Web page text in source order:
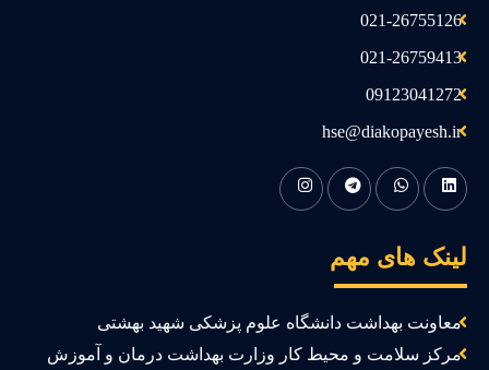
021-26755126
021-26759413
09123041272
hse@diakopayesh.ir
های مهم
معاونت بهداشت دانشگاه علوم پزشکی شهید بهشتی
مرکز سلامت و محیط کار وزارت بهداشت درمان و آموزش